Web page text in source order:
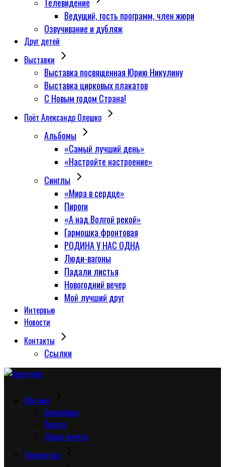
Ведущий, гость программ, член жюри
Озвучивание и дубляж
Друг детей
Выставки
Выставка посвященная Юрию Никулину
Выставка цирковых плакатов
С Новым годом Страна!
Поёт Александр Олешко
Альбомы
«Самый лучший день»
«Настройте настроение»
Синглы
«Мира в сердце»
Пироги
«А над Волгой рекой»
Гармошка фронтовая
РОДИНА У НАС ОДНА
Люди-вагоны
Падали листья
Новогодний вечер
Мой лучший друг
Интервью
Новости
Контакты
Сcылки
Обо мне
Биография
Пресса
Доска почета
Творчество